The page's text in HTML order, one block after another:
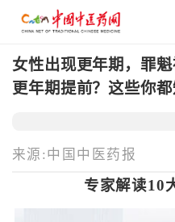
女性出现更年期，罪
更年期提前？这些你都
来源:中国中医药报
专家解读10